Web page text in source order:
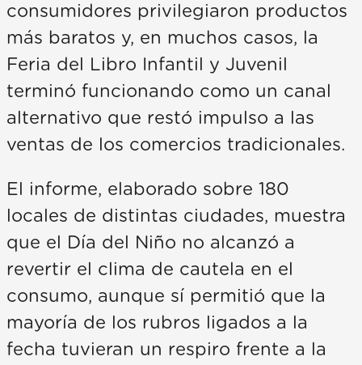
consumidores privilegiaron productos
más baratos y, en muchos casos, la
Feria del Libro Infantil y Juvenil
terminó funcionando como un canal
alternativo que restó impulso a las
ventas de los comercios tradicionales.
El informe, elaborado sobre 180
locales de distintas ciudades, muestra
que el Día del Niño no alcanzó a
revertir el clima de cautela en el
consumo, aunque sí permitió que la
mayoría de los rubros ligados a la
fecha tuvieran un respiro frente a la